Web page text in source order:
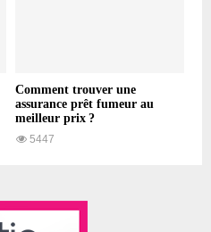
Comment trouver une
assurance prêt fumeur au
meilleur prix ?
5447